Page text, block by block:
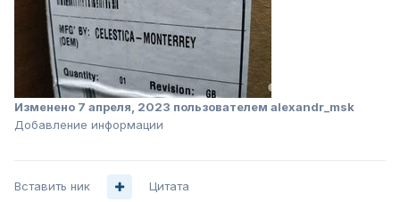
Изменено 7 апреля, 2023 пользователем alexandr_msk
Добавление информации
Вставить ник Цитата